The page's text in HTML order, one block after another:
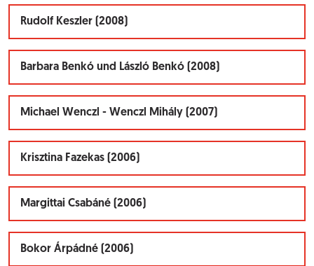
Rudolf Keszler (2008)
Barbara Benkó und László Benkó (2008)
Michael Wenczl - Wenczl Mihály (2007)
Krisztina Fazekas (2006)
Margittai Csabáné (2006)
Bokor Árpádné (2006)